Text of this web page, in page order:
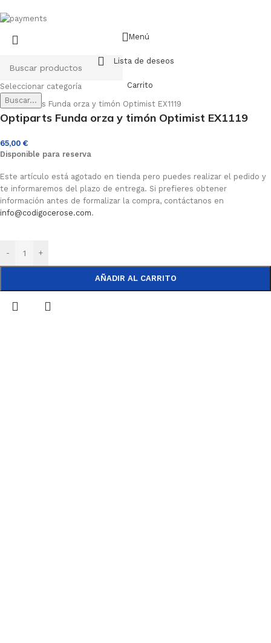
Seleccionar categoría
Buscar...
Menú
Lista de deseos
Carrito
Optiparts Funda orza y timón Optimist EX1119
65,00 €
Disponible para reserva
Este artículo está agotado en tienda pero puedes realizar el pedido y
te informaremos del plazo de entrega. Si prefieres obtener
información antes de formalizar la compra, contáctanos en
info@codigocerose.com.
- +
AÑADIR AL CARRITO